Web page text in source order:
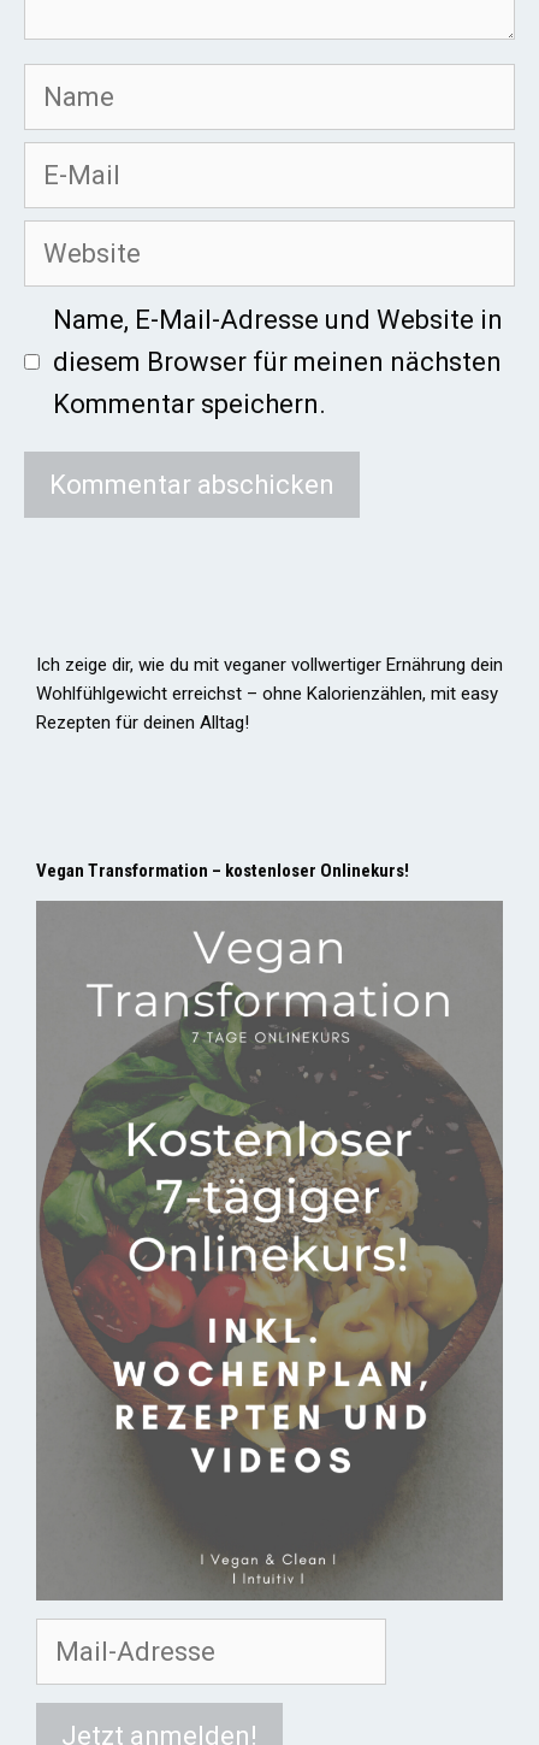
Name
E-
Mail
Website
Name, E-Mail-Adresse und Website in
diesem Browser für meinen nächsten
Kommentar speichern.
Ich zeige dir, wie du mit veganer vollwertiger Ernährung dein
Wohlfühlgewicht erreichst – ohne Kalorienzählen, mit easy
Rezepten für deinen Alltag!
Vegan Transformation – kostenloser Onlinekurs!